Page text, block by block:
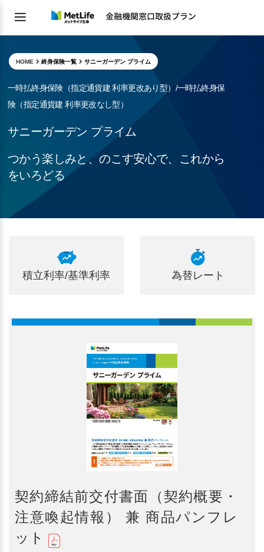
HOME 終身保険一覧 サニーガーデン プライム
一時払終身保険（指定通貨建 利率更改あり型）/一時払終身保
険（指定通貨建 利率更改なし型）
サニーガーデン プライム
つかう楽しみと、のこす安心で、これから
をいろどる
積立利率/基準利率 為替レート
契約締結前交付書面（契約概要・
注意喚起情報） 兼 商品パンフレ
ット